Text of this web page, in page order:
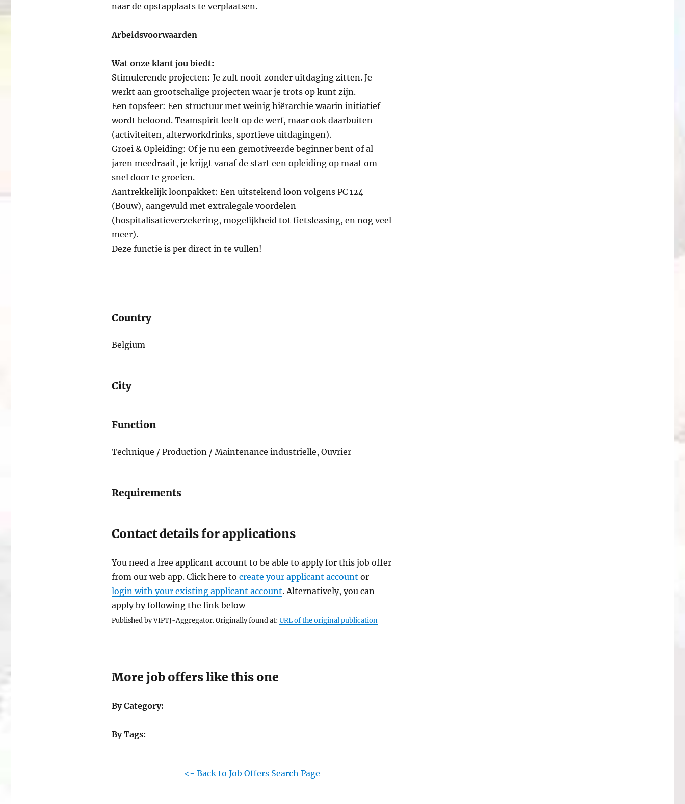
naar de opstapplaats te verplaatsen.
Arbeidsvoorwaarden
Wat onze klant jou biedt:
Stimulerende projecten: Je zult nooit zonder uitdaging zitten. Je
werkt aan grootschalige projecten waar je trots op kunt zijn.
Een topsfeer: Een structuur met weinig hiërarchie waarin initiatief
wordt beloond. Teamspirit leeft op de werf, maar ook daarbuiten
(activiteiten, afterworkdrinks, sportieve uitdagingen).
Groei & Opleiding: Of je nu een gemotiveerde beginner bent of al
jaren meedraait, je krijgt vanaf de start een opleiding op maat om
snel door te groeien.
Aantrekkelijk loonpakket: Een uitstekend loon volgens PC 124
(Bouw), aangevuld met extralegale voordelen
(hospitalisatieverzekering, mogelijkheid tot fietsleasing, en nog veel
meer).
Deze functie is per direct in te vullen!
Country
Belgium
City
Function
Technique / Production / Maintenance industrielle, Ouvrier
Requirements
Contact details for applications
You need a free applicant account to be able to apply for this job offer
from our web app. Click here tocreate your applicant account or
login with your existing applicant account. Alternatively, you can
apply by following the link below
Published by VIPTJ-Aggregator. Originally found at:URL of the original publication
More job offers like this one
By Category:
By Tags:
<- Back to Job Offers Search Page